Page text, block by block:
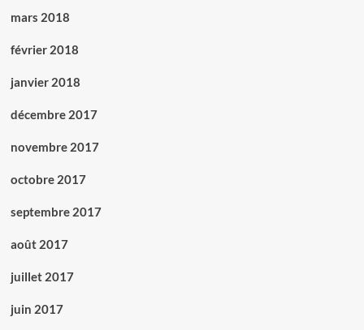
mars 2018
février 2018
janvier 2018
décembre 2017
novembre 2017
octobre 2017
septembre 2017
août 2017
juillet 2017
juin 2017